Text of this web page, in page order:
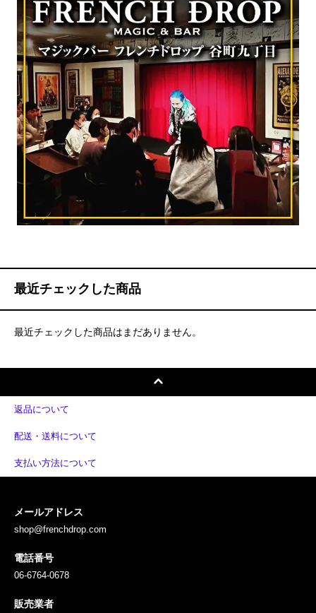
最近チェックした商品
最近チェックした商品はまだありません。
返品について
配送・送料について
支払い方法について
メールアドレス
shop@frenchdrop.com
電話番号
06-6764-0678
販売業者